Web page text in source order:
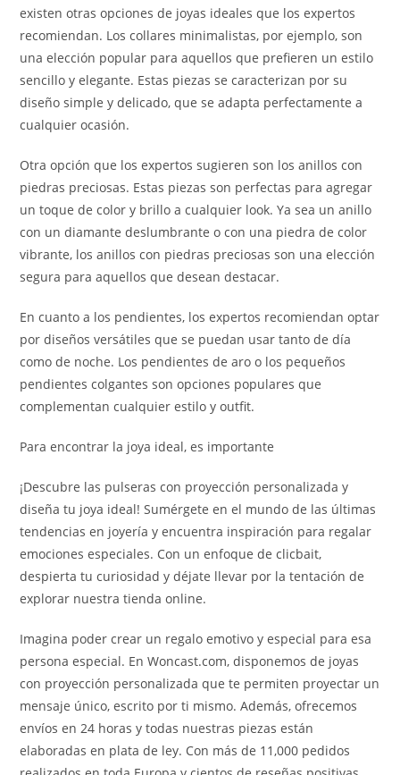
existen otras opciones de joyas ideales que los expertos
recomiendan. Los collares minimalistas, por ejemplo, son
una elección popular para aquellos que prefieren un estilo
sencillo y elegante. Estas piezas se caracterizan por su
diseño simple y delicado, que se adapta perfectamente a
cualquier ocasión.
Otra opción que los expertos sugieren son los anillos con
piedras preciosas. Estas piezas son perfectas para agregar
un toque de color y brillo a cualquier look. Ya sea un anillo
con un diamante deslumbrante o con una piedra de color
vibrante, los anillos con piedras preciosas son una elección
segura para aquellos que desean destacar.
En cuanto a los pendientes, los expertos recomiendan optar
por diseños versátiles que se puedan usar tanto de día
como de noche. Los pendientes de aro o los pequeños
pendientes colgantes son opciones populares que
complementan cualquier estilo y outfit.
Para encontrar la joya ideal, es importante
¡Descubre las pulseras con proyección personalizada y
diseña tu joya ideal! Sumérgete en el mundo de las últimas
tendencias en joyería y encuentra inspiración para regalar
emociones especiales. Con un enfoque de clicbait,
despierta tu curiosidad y déjate llevar por la tentación de
explorar nuestra tienda online.
Imagina poder crear un regalo emotivo y especial para esa
persona especial. En Woncast.com, disponemos de joyas
con proyección personalizada que te permiten proyectar un
mensaje único, escrito por ti mismo. Además, ofrecemos
envíos en 24 horas y todas nuestras piezas están
elaboradas en plata de ley. Con más de 11,000 pedidos